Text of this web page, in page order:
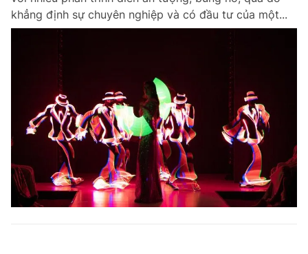
khẳng định sự chuyên nghiệp và có đầu tư của một...